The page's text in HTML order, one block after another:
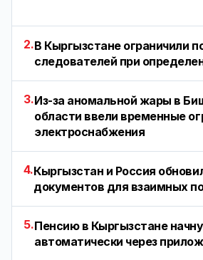
2.В Кыргызстане ограничили
следователей при
3.Из-за аномальной жары в
области ввели временные
электроснабжения
4.Кыргызстан и Россия
документов для взаимных
5.Пенсию в Кыргызстане
автоматически через